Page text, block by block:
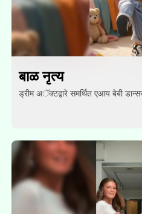
बाळ नृत्य
ड्रीम अॅक्टद्वारे समर्थित एआय बेबी